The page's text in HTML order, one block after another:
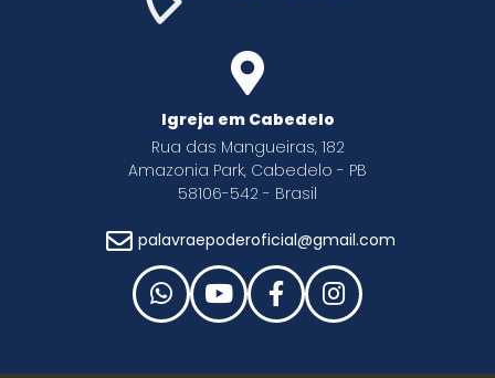
Igreja em Cabedelo
Rua das Mangueiras, 182
Amazonia Park, Cabedelo - PB
58106-542 - Brasil
palavraepoderoficial@gmail.com